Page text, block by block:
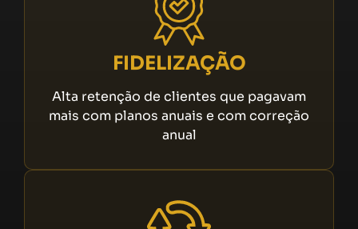
FIDELIZAÇÃO
Alta retenção de clientes que pagavam
mais com planos anuais e com correção
anual